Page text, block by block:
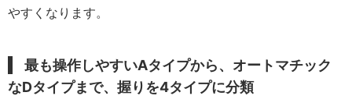
やすくなります。
最も操作しやすいAタイプから、オートマチック
なDタイプまで、握りを4タイプに分類